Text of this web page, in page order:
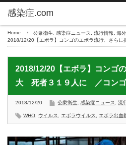
Home 公衆衛生 感染症ニュース 流行情報
海
2018/12/20【エボラ】コンゴのエボラ流行、さら
2018/12/20【エボラ】コンゴ
大 死者３１９人に ／コンゴ
2018/12/20 公衆衛生 感染症ニュース 流
WHO ウイルス エボラウイルス エボラ出血